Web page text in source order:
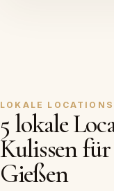
LOKALE
5 lokale
Kulissen
Gießen